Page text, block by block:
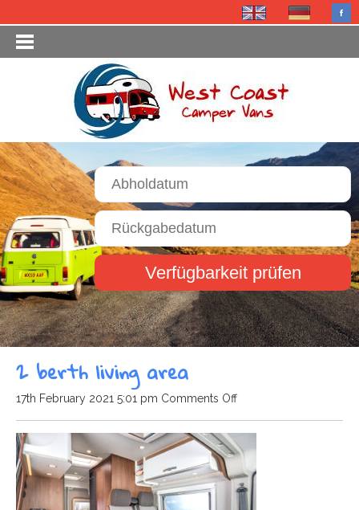
Verfügbarkeit prüfen
2 berth living area
17th February 2021 5:01 pm Comments Offon
2
living
area